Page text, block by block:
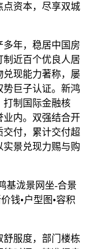
点资本，尽享双城
年，稳居中国房
近百个优良人居
现能力著称，屡
巨子认证。新鸿
打制国际金融核
业内。双强结合开
付，累计交付超
实景兑现力赐与购
泷景网坐-合景
钱•户型图•容积
服度，部门楼栋